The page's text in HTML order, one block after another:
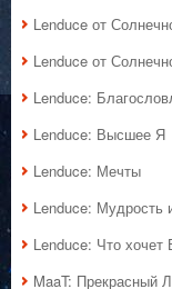
Lenduce от
Lenduce от
Lenduce:
Lenduce: Высшее Я
Lenduce: Мечты
Lenduce: Мудрость
Lenduce: Что хочет
MaaT: Прекрасный